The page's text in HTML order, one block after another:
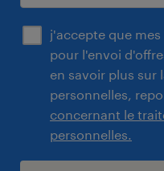
j'accepte que
pour l'envoi
en savoir plus sur
personnelles,
concernant le
personnelles.